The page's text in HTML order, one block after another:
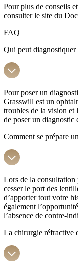
Pour plus de conseils
consulter le site du
FAQ
Qui peut diagnostiquer
Pour poser un
Grasswill est un
troubles de la vision et
de poser un diagnostic
Comment se prépare
Lors de la consultation
cesser le port des
d’apporter tout votre
également
l’absence de contre-
La chirurgie réfractive